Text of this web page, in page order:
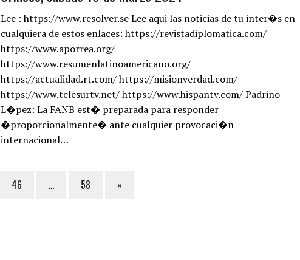
Lee : https://www.resolver.se Lee aqui las noticias de tu inter�s en
cualquiera de estos enlaces: https://revistadiplomatica.com/
https://www.aporrea.org/
https://www.resumenlatinoamericano.org/
https://actualidad.rt.com/ https://misionverdad.com/
https://www.telesurtv.net/ https://www.hispantv.com/ Padrino
L�pez: La FANB est� preparada para responder
�proporcionalmente� ante cualquier provocaci�n
internacional…
46 … 58 »